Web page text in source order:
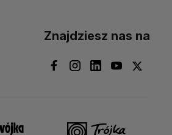
Znajdziesz nas na